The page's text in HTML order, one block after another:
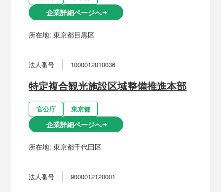
企業詳細ページへarrow_right_alt
所在地:東京都目黒区
法人番号 1000012010036
特定複合観光施設区域整備推進本部
官公庁 東京都
企業詳細ページへarrow_right_alt
所在地:東京都千代田区
法人番号 9000012120001